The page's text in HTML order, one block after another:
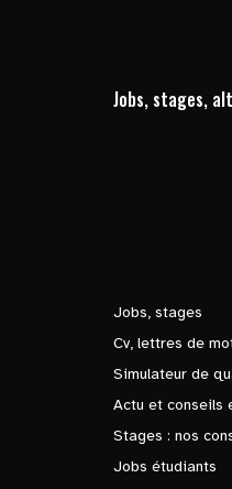
Jobs, stages,
Jobs, stages
Cv, lettres de
Simulateur de
Actu et conseils
Stages : nos
Jobs étudiants